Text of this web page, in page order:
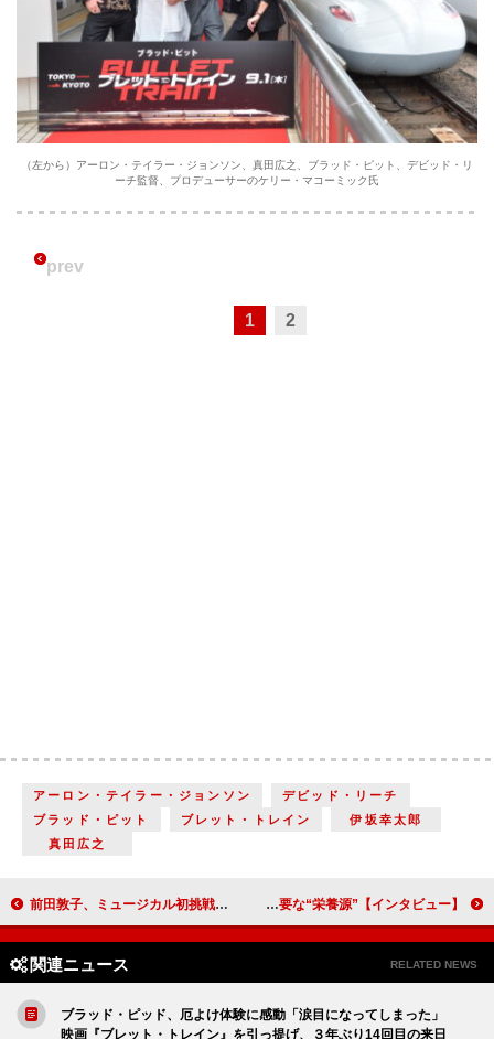
（左から）アーロン・テイラー・ジョンソン、真田広之、ブラッド・ピット、デビッド・リ
ーチ監督、プロデューサーのケリー・マコーミック氏
prev
1 2
アーロン・テイラー・ジョンソン
デビッド・リーチ
ブラッド・ピット
ブレット・トレイン
伊坂幸太郎
真田広之
前田敦子、ミュージカル初挑戦作品に「改めて女性であることがうれしい」【インタビュー】 武田航平＆木村達成が明かす、芝居に必要な“栄養源”【インタビュー】
関連ニュース RELATED NEWS
ブラッド・ピッド、厄よけ体験に感動「涙目になってしまった」
映画『ブレット・トレイン』を引っ提げ、３年ぶり14回目の来日